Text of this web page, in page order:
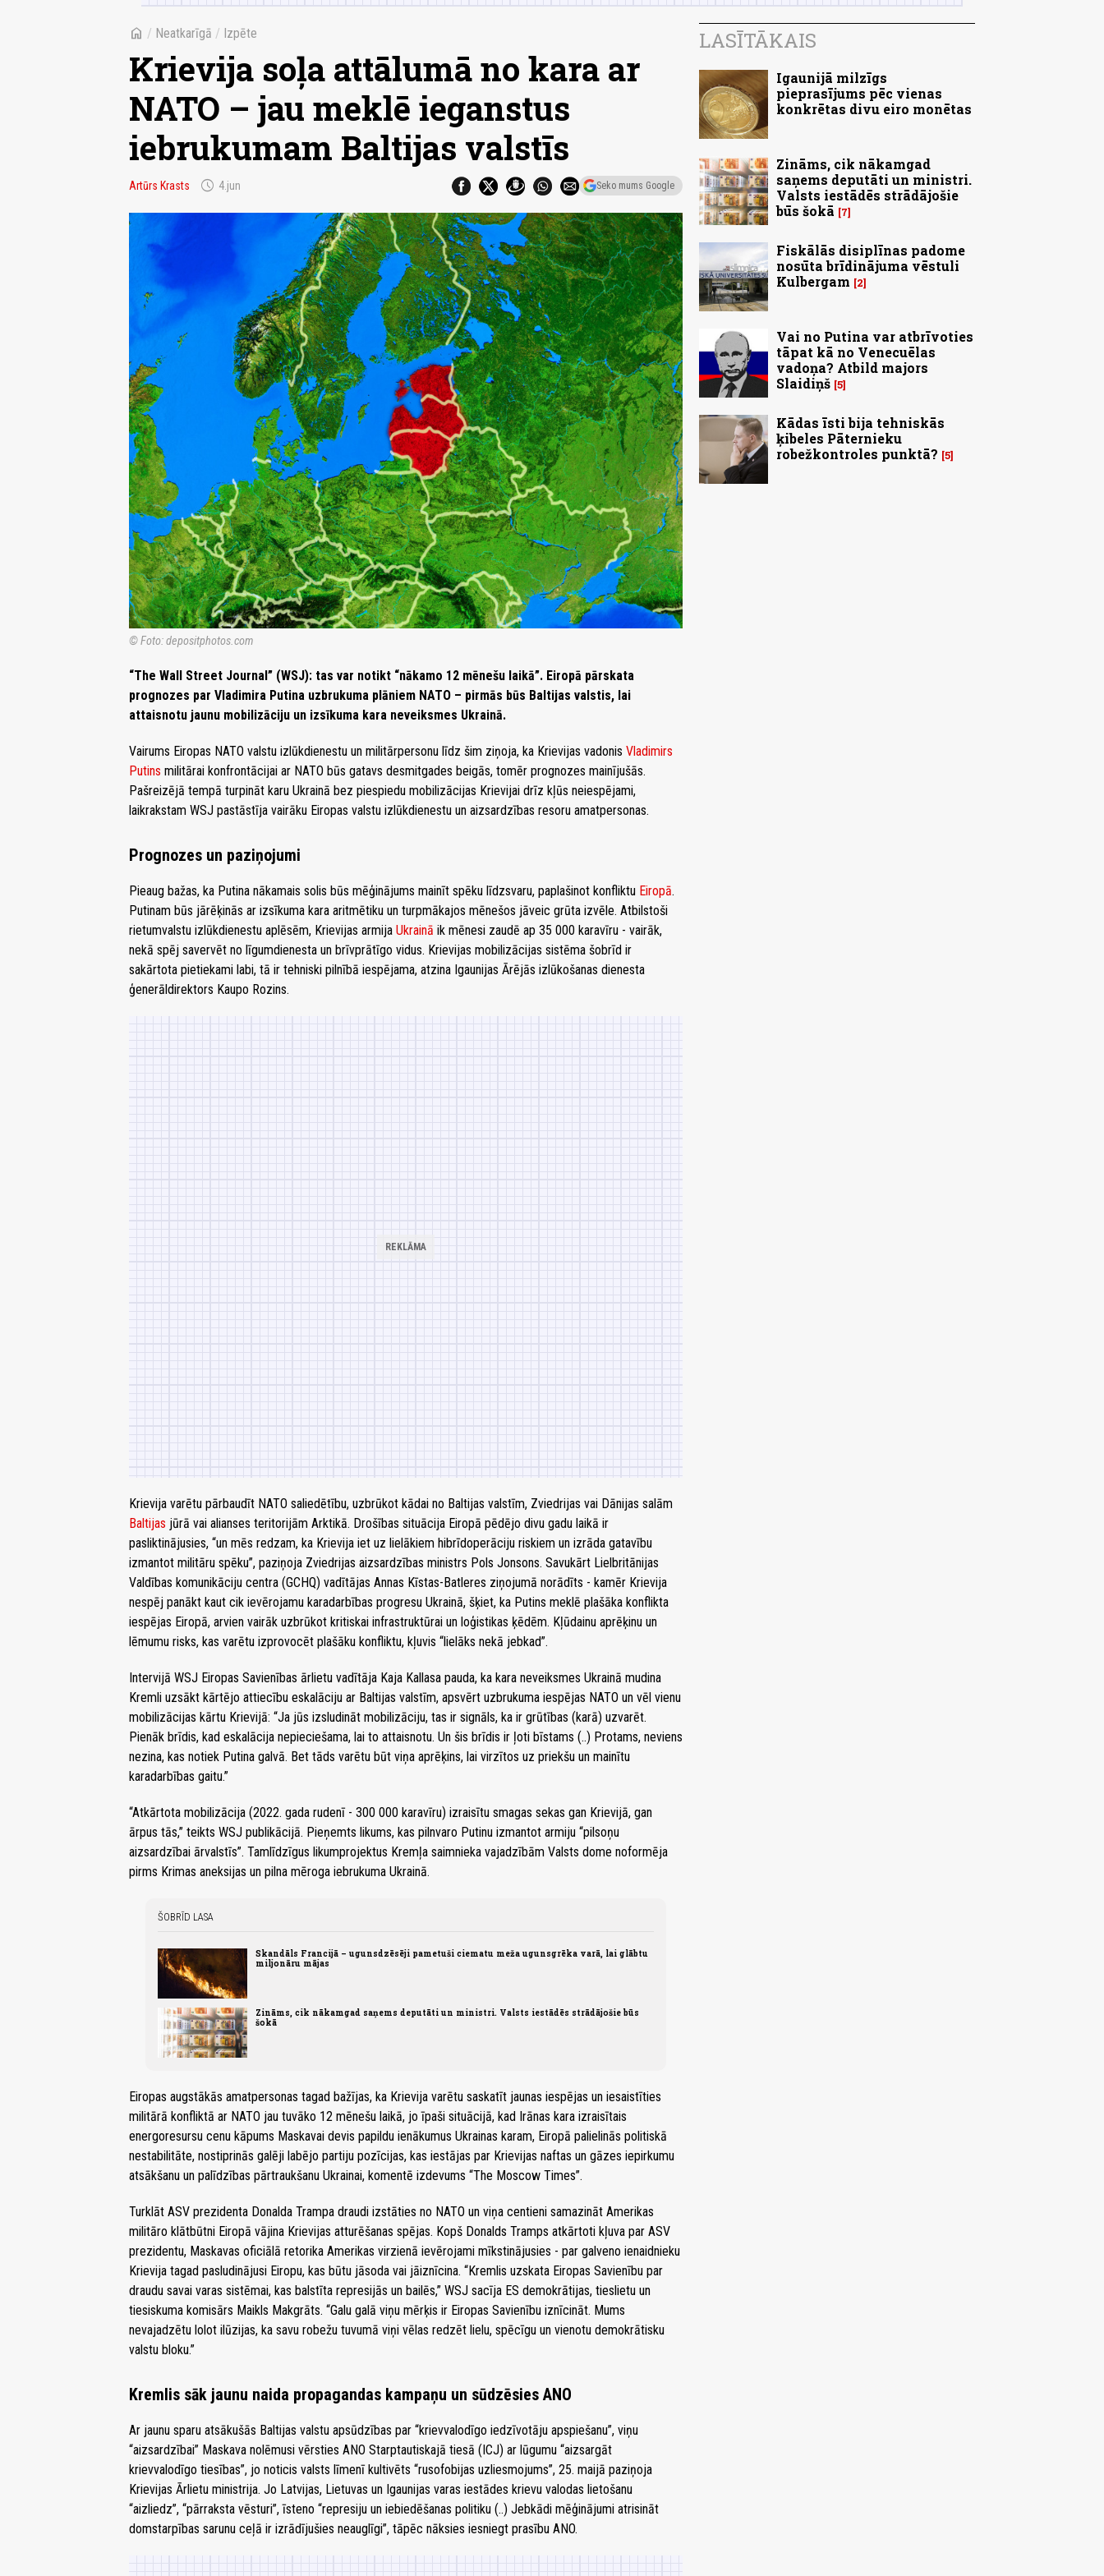
home / Neatkarīgā / Izpēte
Krievija soļa attālumā no kara ar
NATO – jau meklē ieganstus
iebrukumam Baltijas valstīs
Artūrs Krasts schedule 4.jun Seko mums Google
© Foto: depositphotos.com
“The Wall Street Journal” (WSJ): tas var notikt “nākamo 12 mēnešu laikā”. Eiropā pārskata
prognozes par Vladimira Putina uzbrukuma plāniem NATO – pirmās būs Baltijas valstis, lai
attaisnotu jaunu mobilizāciju un izsīkuma kara neveiksmes Ukrainā.
Vairums Eiropas NATO valstu izlūkdienestu un militārpersonu līdz šim ziņoja, ka Krievijas vadonis Vladimirs
Putins militārai konfrontācijai ar NATO būs gatavs desmitgades beigās, tomēr prognozes mainījušās.
Pašreizējā tempā turpināt karu Ukrainā bez piespiedu mobilizācijas Krievijai drīz kļūs neiespējami,
laikrakstam WSJ pastāstīja vairāku Eiropas valstu izlūkdienestu un aizsardzības resoru amatpersonas.
Prognozes un paziņojumi
Pieaug bažas, ka Putina nākamais solis būs mēģinājums mainīt spēku līdzsvaru, paplašinot konfliktu Eiropā.
Putinam būs jārēķinās ar izsīkuma kara aritmētiku un turpmākajos mēnešos jāveic grūta izvēle. Atbilstoši
rietumvalstu izlūkdienestu aplēsēm, Krievijas armija Ukrainā ik mēnesi zaudē ap 35 000 karavīru - vairāk,
nekā spēj savervēt no līgumdienesta un brīvprātīgo vidus. Krievijas mobilizācijas sistēma šobrīd ir
sakārtota pietiekami labi, tā ir tehniski pilnībā iespējama, atzina Igaunijas Ārējās izlūkošanas dienesta
ģenerāldirektors Kaupo Rozins.
Krievija varētu pārbaudīt NATO saliedētību, uzbrūkot kādai no Baltijas valstīm, Zviedrijas vai Dānijas salām
Baltijas jūrā vai alianses teritorijām Arktikā. Drošības situācija Eiropā pēdējo divu gadu laikā ir
pasliktinājusies, “un mēs redzam, ka Krievija iet uz lielākiem hibrīdoperāciju riskiem un izrāda gatavību
izmantot militāru spēku”, paziņoja Zviedrijas aizsardzības ministrs Pols Jonsons. Savukārt Lielbritānijas
Valdības komunikāciju centra (GCHQ) vadītājas Annas Kīstas-Batleres ziņojumā norādīts - kamēr Krievija
nespēj panākt kaut cik ievērojamu karadarbības progresu Ukrainā, šķiet, ka Putins meklē plašāka konflikta
iespējas Eiropā, arvien vairāk uzbrūkot kritiskai infrastruktūrai un loģistikas ķēdēm. Kļūdainu aprēķinu un
lēmumu risks, kas varētu izprovocēt plašāku konfliktu, kļuvis “lielāks nekā jebkad”.
Intervijā WSJ Eiropas Savienības ārlietu vadītāja Kaja Kallasa pauda, ka kara neveiksmes Ukrainā mudina
Kremli uzsākt kārtējo attiecību eskalāciju ar Baltijas valstīm, apsvērt uzbrukuma iespējas NATO un vēl vienu
mobilizācijas kārtu Krievijā: “Ja jūs izsludināt mobilizāciju, tas ir signāls, ka ir grūtības (karā) uzvarēt.
Pienāk brīdis, kad eskalācija nepieciešama, lai to attaisnotu. Un šis brīdis ir ļoti bīstams (..) Protams, neviens
nezina, kas notiek Putina galvā. Bet tāds varētu būt viņa aprēķins, lai virzītos uz priekšu un mainītu
karadarbības gaitu.”
“Atkārtota mobilizācija (2022. gada rudenī - 300 000 karavīru) izraisītu smagas sekas gan Krievijā, gan
ārpus tās,” teikts WSJ publikācijā. Pieņemts likums, kas pilnvaro Putinu izmantot armiju “pilsoņu
aizsardzībai ārvalstīs”. Tamlīdzīgus likumprojektus Kremļa saimnieka vajadzībām Valsts dome noformēja
pirms Krimas aneksijas un pilna mēroga iebrukuma Ukrainā.
ŠOBRĪD LASA
Skandāls Francijā – ugunsdzēsēji pametuši ciematu meža ugunsgrēka varā, lai glābtu
miljonāru mājas
Zināms, cik nākamgad saņems deputāti un ministri. Valsts iestādēs strādājošie būs
šokā
Eiropas augstākās amatpersonas tagad bažījas, ka Krievija varētu saskatīt jaunas iespējas un iesaistīties
militārā konfliktā ar NATO jau tuvāko 12 mēnešu laikā, jo īpaši situācijā, kad Irānas kara izraisītais
energoresursu cenu kāpums Maskavai devis papildu ienākumus Ukrainas karam, Eiropā palielinās politiskā
nestabilitāte, nostiprinās galēji labējo partiju pozīcijas, kas iestājas par Krievijas naftas un gāzes iepirkumu
atsākšanu un palīdzības pārtraukšanu Ukrainai, komentē izdevums “The Moscow Times”.
Turklāt ASV prezidenta Donalda Trampa draudi izstāties no NATO un viņa centieni samazināt Amerikas
militāro klātbūtni Eiropā vājina Krievijas atturēšanas spējas. Kopš Donalds Tramps atkārtoti kļuva par ASV
prezidentu, Maskavas oficiālā retorika Amerikas virzienā ievērojami mīkstinājusies - par galveno ienaidnieku
Krievija tagad pasludinājusi Eiropu, kas būtu jāsoda vai jāiznīcina. “Kremlis uzskata Eiropas Savienību par
draudu savai varas sistēmai, kas balstīta represijās un bailēs,” WSJ sacīja ES demokrātijas, tieslietu un
tiesiskuma komisārs Maikls Makgrāts. “Galu galā viņu mērķis ir Eiropas Savienību iznīcināt. Mums
nevajadzētu lolot ilūzijas, ka savu robežu tuvumā viņi vēlas redzēt lielu, spēcīgu un vienotu demokrātisku
valstu bloku.”
Kremlis sāk jaunu naida propagandas kampaņu un sūdzēsies ANO
Ar jaunu sparu atsākušās Baltijas valstu apsūdzības par “krievvalodīgo iedzīvotāju apspiešanu”, viņu
“aizsardzībai” Maskava nolēmusi vērsties ANO Starptautiskajā tiesā (ICJ) ar lūgumu “aizsargāt
krievvalodīgo tiesības”, jo noticis valsts līmenī kultivēts “rusofobijas uzliesmojums”, 25. maijā paziņoja
Krievijas Ārlietu ministrija. Jo Latvijas, Lietuvas un Igaunijas varas iestādes krievu valodas lietošanu
“aizliedz”, “pārraksta vēsturi”, īsteno “represiju un iebiedēšanas politiku (..) Jebkādi mēģinājumi atrisināt
domstarpības sarunu ceļā ir izrādījušies neauglīgi”, tāpēc nāksies iesniegt prasību ANO.
LASĪTĀKAIS
Igaunijā milzīgs
pieprasījums pēc vienas
konkrētas divu eiro monētas
Zināms, cik nākamgad
saņems deputāti un ministri.
Valsts iestādēs strādājošie
būs šokā
7
Fiskālās disiplīnas padome
nosūta brīdinājuma vēstuli
Kulbergam
2
Vai no Putina var atbrīvoties
tāpat kā no Venecuēlas
vadoņa? Atbild majors
Slaidiņš 5
Kādas īsti bija tehniskās
ķibeles Pāternieku
robežkontroles punktā? 5